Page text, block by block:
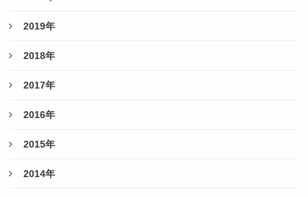
2019年
2018年
2017年
2016年
2015年
2014年